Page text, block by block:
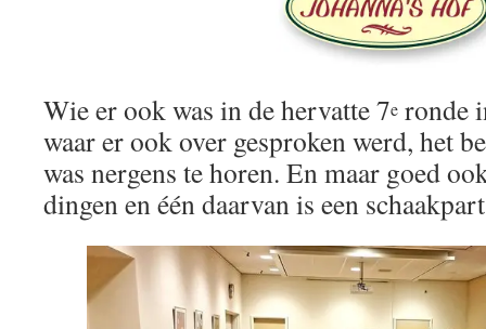
Wie er ook was in de hervatte 7e ronde
waar er ook over gesproken werd, het
was nergens te horen. En maar goed
dingen en één daarvan is een